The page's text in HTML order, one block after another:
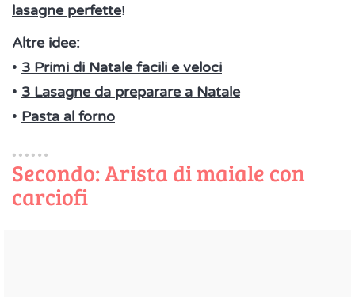
lasagne perfette!
Altre idee:
• 3 Primi di Natale facili e veloci
• 3 Lasagne da preparare a Natale
• Pasta al forno
Secondo: Arista di maiale con
carciofi